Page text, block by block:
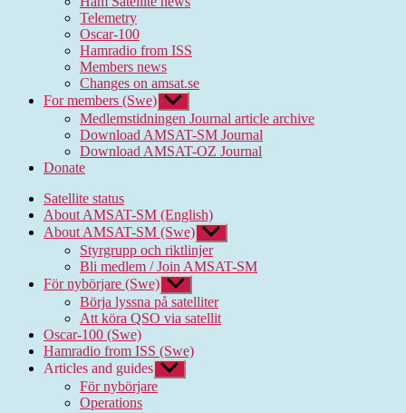
menu
Telemetry
Oscar-100
Hamradio from ISS
Members news
Changes on amsat.se
For members (Swe) Show
sub
menu
Medlemstidningen Journal article archive
Download AMSAT-SM Journal
Download AMSAT-OZ Journal
Donate
Satellite status
About AMSAT-SM (English)
About AMSAT-SM (Swe) Show
sub
menu
Styrgrupp och riktlinjer
Bli medlem / Join AMSAT-SM
För nybörjare (Swe) Show
sub
menu
Börja lyssna på satelliter
Att köra QSO via satellit
Oscar-100 (Swe)
Hamradio from ISS (Swe)
Articles and guides Show
sub
För nybörjare
Operations